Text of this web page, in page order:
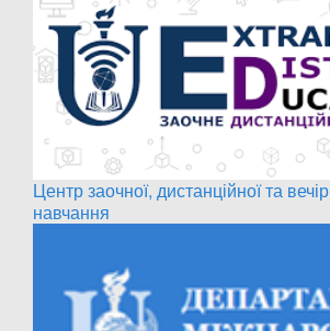
Центр заочної, дистанційної та
навчання